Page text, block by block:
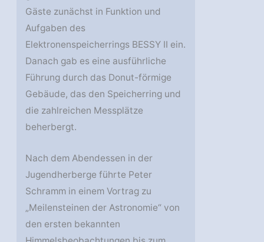
Gäste zunächst in Funktion und
Aufgaben des
Elektronenspeicherrings BESSY II ein.
Danach gab es eine ausführliche
Führung durch das Donut-förmige
Gebäude, das den Speicherring und
die zahlreichen Messplätze
beherbergt.
Nach dem Abendessen in der
Jugendherberge führte Peter
Schramm in einem Vortrag zu
„Meilensteinen der Astronomie“ von
den ersten bekannten